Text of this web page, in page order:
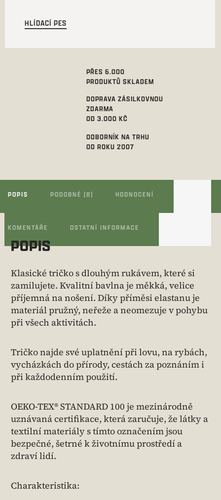
HLÍDACÍ PES
PŘES 6.000
PRODUKTŮ SKLADEM
DOPRAVA ZÁSILKOVNOU
ZDARMA
OD 3.000 KČ
ODBORNÍK NA TRHU
OD ROKU 2007
POPIS PODOBNÉ (8) HODNOCENÍ
KOMENTÁŘE OSTATNÍ INFORMACE
POPIS
Klasické tričko s dlouhým rukávem, které si
zamilujete. Kvalitní bavlna je měkká, velice
příjemná na nošení. Díky příměsi elastanu je
materiál pružný, neřeže a neomezuje v pohybu
při všech aktivitách.
Tričko najde své uplatnění při lovu, na rybách,
vycházkách do přírody, cestách za poznáním i
při každodenním použití.
OEKO-TEX® STANDARD 100 je mezinárodně
uznávaná certifikace, která zaručuje, že látky a
textilní materiály s tímto označením jsou
bezpečné, šetrné k životnímu prostředí a
zdraví lidí.
Charakteristika: